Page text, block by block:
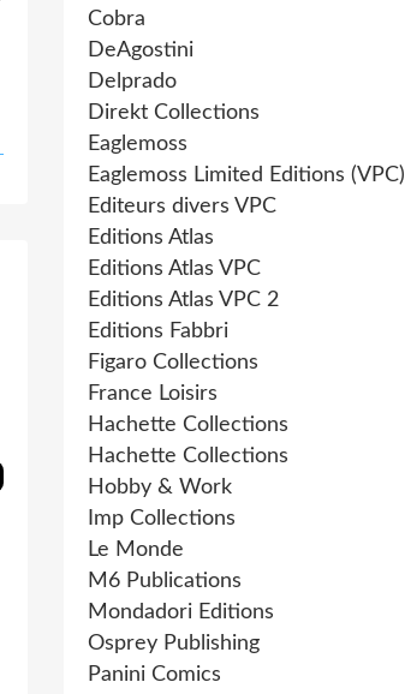
Cobra
DeAgostini
Delprado
Direkt Collections
Eaglemoss
Eaglemoss Limited Editions (VPC)
Editeurs divers VPC
Editions Atlas
Editions Atlas VPC
Editions Atlas VPC 2
Editions Fabbri
Figaro Collections
France Loisirs
Hachette Collections
Hachette Collections
Hobby & Work
Imp Collections
Le Monde
M6 Publications
Mondadori Editions
Osprey Publishing
Panini Comics